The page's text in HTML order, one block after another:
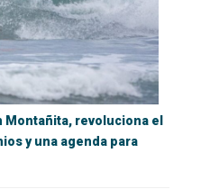
Montañita, revoluciona el
y una agenda para